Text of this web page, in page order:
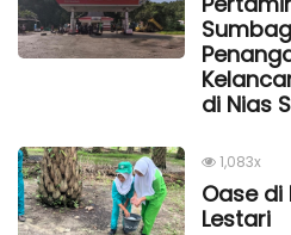
di Nias
1,083x
Oase di
Lestari